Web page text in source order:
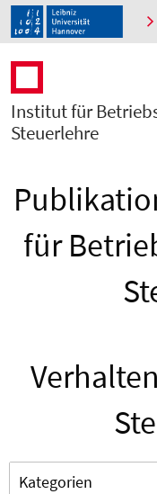
Institut für
Steuerlehre
für
Kategorien